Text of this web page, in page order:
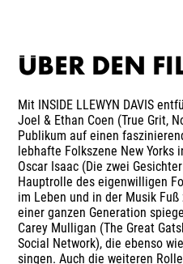
ÜBER DEN
Mit INSIDE LLEWYN DAVIS
Joel & Ethan Coen (True Grit,
Publikum auf einen
lebhafte Folkszene New Yorks
Oscar Isaac (Die zwei
Hauptrolle des eigenwilligen
im Leben und in der Musik
einer ganzen Generation
Carey Mulligan (The Great
Social Network), die ebenso
singen. Auch die weiteren